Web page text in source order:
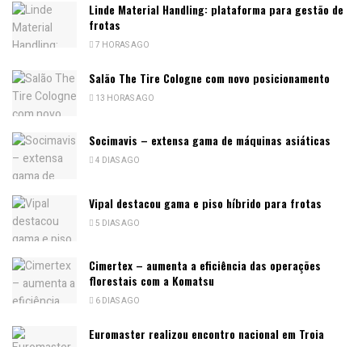
Linde Material Handling: plataforma para gestão de
frotas
7 HORAS AGO
Salão The Tire Cologne com novo posicionamento
13 HORAS AGO
Socimavis – extensa gama de máquinas asiáticas
4 DIAS AGO
Vipal destacou gama e piso híbrido para frotas
5 DIAS AGO
Cimertex – aumenta a eficiência das operações
florestais com a Komatsu
6 DIAS AGO
Euromaster realizou encontro nacional em Troia